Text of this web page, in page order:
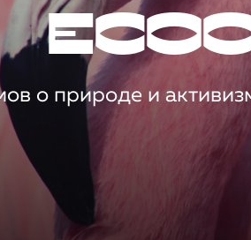
о природе и